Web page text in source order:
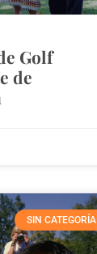
Golf
de
SIN CATEGORÍA